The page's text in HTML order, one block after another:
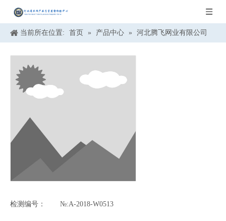
当前所在位置: 首页 » 产品中心 » 河北腾飞网业有限公司
检测编号： №:A-2018-W0513